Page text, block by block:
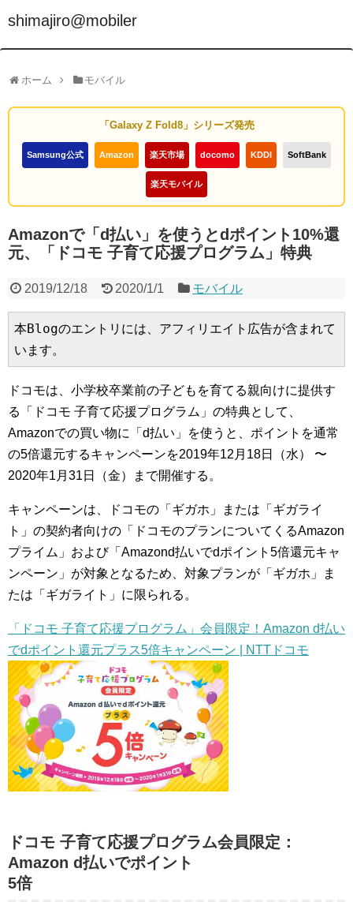
shimajiro@mobiler
ホーム モバイル
「Galaxy Z Fold8」シリーズ発売
Samsung公式 Amazon 楽天市場 docomo KDDI SoftBank
楽天モバイル
Amazonで「d払い」を使うとdポイント10%還
元、「ドコモ 子育て応援プログラム」特典
2019/12/18 2020/1/1 モバイル
本Blogのエントリには、アフィリエイト広告が含まれて
います。
ドコモは、小学校卒業前の子どもを育てる親向けに提供す
る「ドコモ 子育て応援プログラム」の特典として、
Amazonでの買い物に「d払い」を使うと、ポイントを通常
の5倍還元するキャンペーンを2019年12月18日（水） 〜
2020年1月31日（金）まで開催する。
キャンペーンは、ドコモの「ギガホ」または「ギガライ
ト」の契約者向けの「ドコモのプランについてくるAmazon
プライム」および「Amazond払いでdポイント5倍還元キャ
ンペーン」が対象となるため、対象プランが「ギガホ」ま
たは「ギガライト」に限られる。
「ドコモ 子育て応援プログラム」会員限定！Amazon d払い
でdポイント還元プラス5倍キャンペーン | NTTドコモ
ドコモ 子育て応援プログラム会員限定：
Amazon d払いでポイント
5倍